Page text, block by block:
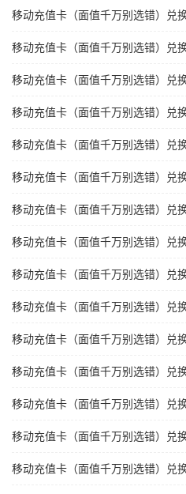
移动充值卡（面值千万别选错）兑
移动充值卡（面值千万别选错）兑
移动充值卡（面值千万别选错）兑
移动充值卡（面值千万别选错）兑
移动充值卡（面值千万别选错）兑
移动充值卡（面值千万别选错）兑
移动充值卡（面值千万别选错）兑
移动充值卡（面值千万别选错）兑
移动充值卡（面值千万别选错）兑
移动充值卡（面值千万别选错）兑
移动充值卡（面值千万别选错）兑
移动充值卡（面值千万别选错）兑
移动充值卡（面值千万别选错）兑
移动充值卡（面值千万别选错）兑
移动充值卡（面值千万别选错）兑